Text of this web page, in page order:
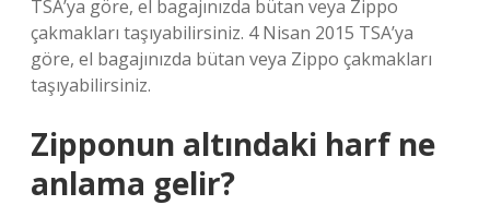
TSA’ya göre, el bagajınızda bütan veya Zippo
çakmakları taşıyabilirsiniz. 4 Nisan 2015 TSA’ya
göre, el bagajınızda bütan veya Zippo çakmakları
taşıyabilirsiniz.
Zipponun altındaki harf ne
anlama gelir?